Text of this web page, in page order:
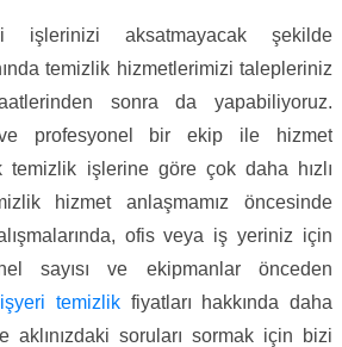
işlerinizi aksatmayacak şekilde
temizlik hizmetlerimizi talepleriniz
sonra da yapabiliyoruz.
profesyonel bir ekip ile hizmet
işlerine göre çok daha hızlı
hizmet anlaşmamız öncesinde
ofis veya iş yeriniz için
sayısı ve ekipmanlar önceden
temizlikfiyatları hakkında daha
aklınızdaki soruları sormak için bizi